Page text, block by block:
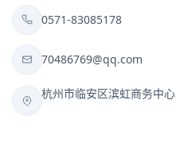
0571-83085178
70486769@qq.com
杭州市临安区滨虹商务中心